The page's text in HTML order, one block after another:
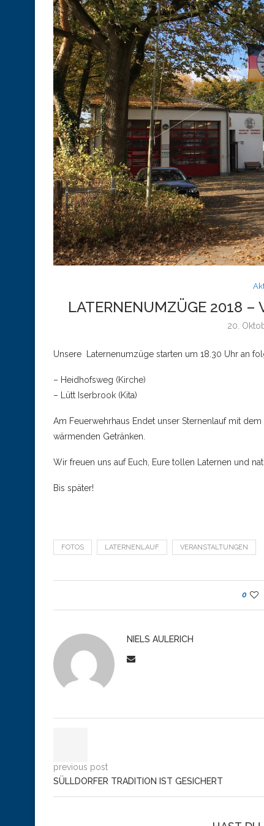
LATERNENUMZÜGE 2018 –
20.
Unsere Laternenumzüge starten um 18.30 Uhr an
– Heidhofsweg (Kirche)
– Lütt Iserbrook (Kita)
Am Feuerwehrhaus Endet unser Sternenlauf mit
wärmenden Getränken.
Wir freuen uns auf Euch, Eure tollen Laternen und
Bis später!
FOTOS LATERNENLAUF VERANSTALTUNGEN
0
NIELS AULERICH
previous post
SÜLLDORFER TRADITION IST GESICHERT